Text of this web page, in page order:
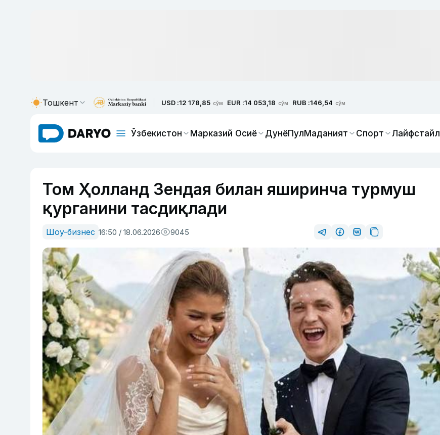
Тошкент USD :12 178,85 сўм EUR :14 053,18 сўм RUB :146,54 сўм
Ўзбекистон Марказий Осиё ДунёПулМаданият Спорт Лайфстайл
Том Ҳолланд Зендая билан яширинча турмуш
қурганини тасдиқлади
Шоу-бизнес 16:50 / 18.06.2026 9045